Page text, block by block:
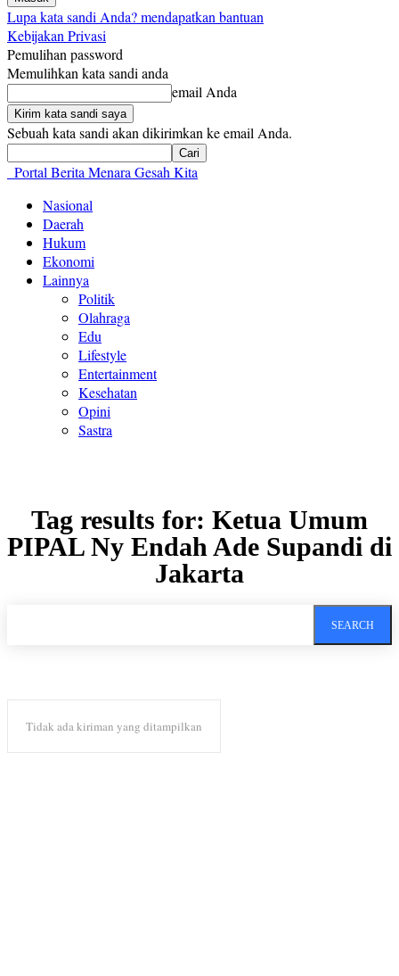
Lupa kata sandi Anda? mendapatkan bantuan
Kebijakan Privasi
Pemulihan password
Memulihkan kata sandi anda
email Anda
Sebuah kata sandi akan dikirimkan ke email Anda.
Portal Berita Menara Gesah Kita
Nasional
Daerah
Hukum
Ekonomi
Lainnya
Politik
Olahraga
Edu
Lifestyle
Entertainment
Kesehatan
Opini
Sastra
Tag results for: Ketua Umum
PIPAL Ny Endah Ade Supandi di
Jakarta
SEARCH
Tidak ada kiriman yang ditampilkan